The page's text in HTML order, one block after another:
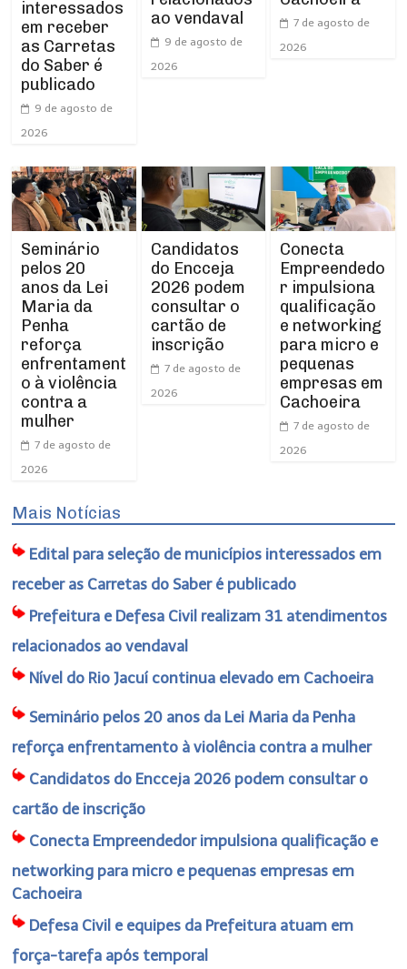
interessados
em receber
as Carretas
do Saber é
publicado
9 de agosto de
2026
ao vendaval
9 de agosto de
2026
7 de agosto de
2026
Seminário
pelos 20
anos da Lei
Maria da
Penha
reforça
enfrentament
o à violência
contra a
mulher
7 de agosto de
2026
Candidatos
do Encceja
2026 podem
consultar o
cartão de
inscrição
7 de agosto de
2026
Conecta
Empreendedo
r impulsiona
qualificação
e networking
para micro e
pequenas
empresas em
Cachoeira
7 de agosto de
2026
Mais Notícias
Edital para seleção de municípios interessados em
receber as Carretas do Saber é publicado
Prefeitura e Defesa Civil realizam 31 atendimentos
relacionados ao vendaval
Nível do Rio Jacuí continua elevado em Cachoeira
Seminário pelos 20 anos da Lei Maria da Penha
reforça enfrentamento à violência contra a mulher
Candidatos do Encceja 2026 podem consultar o
cartão de inscrição
Conecta Empreendedor impulsiona qualificação e
networking para micro e pequenas empresas em
Cachoeira
Defesa Civil e equipes da Prefeitura atuam em
força-tarefa após temporal